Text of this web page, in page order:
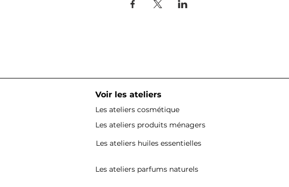
Voir les ateliers
Les ateliers cosmétique
Les ateliers produits ménagers
Les ateliers huiles essentielles
Les ateliers parfums naturels